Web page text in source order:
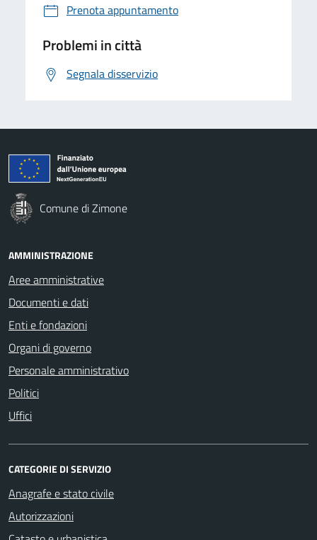
Prenota appuntamento
Problemi in città
Segnala disservizio
Comune di Zimone
AMMINISTRAZIONE
Aree amministrative
Documenti e dati
Enti e fondazioni
Organi di governo
Personale amministrativo
Politici
Uffici
CATEGORIE DI SERVIZIO
Anagrafe e stato civile
Autorizzazioni